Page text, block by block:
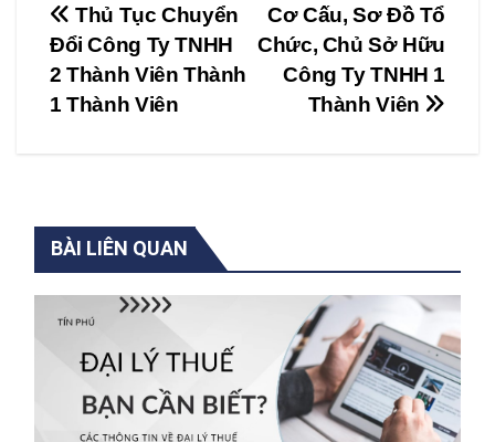
Điều
hướng
bài
Cơ Cấu, Sơ Đồ Tổ
Chức, Chủ Sở Hữu
Công Ty TNHH 1
Thành Viên
Thủ Tục Chuyển
Đổi Công Ty TNHH
2 Thành Viên Thành
1 Thành Viên
BÀI LIÊN QUAN